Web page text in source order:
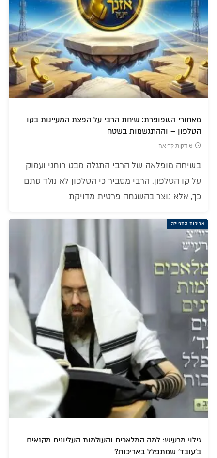
מאחורי השפופרת: שיחת הרבי על הפצת המעיינות בקו
הטלפון – וההתגשמות בשטח
6 דקות קריאה
בשיחה מופלאה של הרבי התגלה מבט רוחני ועמוק
על קו הטלפון. הרבי מסביר כי הטלפון לא נולד סתם
כך, אלא נוצר בהשגחה פרטית מדויקת
אריכות התפילה
גילוי מרעיש: למה המלאכים והעולמות העליונים מקנאים
ב'עובד' שמתפלל באריכות?